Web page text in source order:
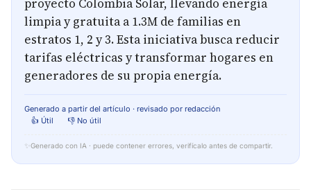
proyecto Colombia Solar, llevando energía
limpia y gratuita a 1.3M de familias en
estratos 1, 2 y 3. Esta iniciativa busca reducir
tarifas eléctricas y transformar hogares en
generadores de su propia energía.
Generado a partir del artículo · revisado por redacción
👍 Útil
👎 No útil
✨ Generado con IA · puede contener errores, verifícalo antes de compartir.